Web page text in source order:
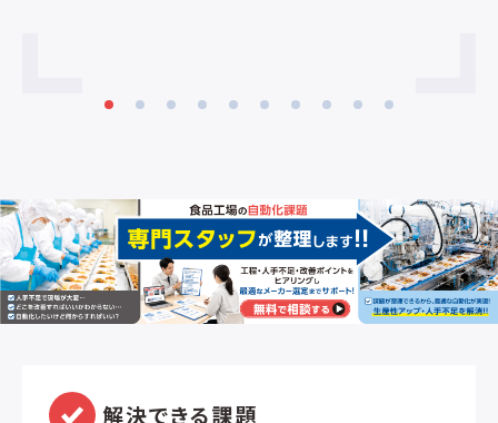
願
縄
解決できる課題